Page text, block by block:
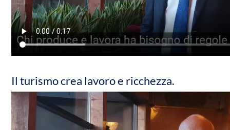
Il turismo crea lavoro e ricchezza.